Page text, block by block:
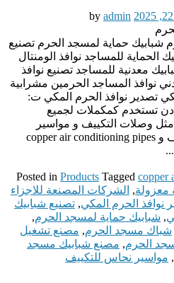
admin
حماية لمسجد الحرم تصنيع
الحماية للمساجد نوافذ الومنتال
معدنية للمساجد تصنيع نوافذ
نوافذ المساجد الحرمين مشرابية
تصدير نوافذ الحرم المكي ت:
المعادن تستخدم كمكملات لجميع
مثل وصلات التكييف و مواسير
فريون للتكييف و مواسير تكييف و copper air conditioning pipes
Posted in Products Tagged copper
معزولة, الشركات المصنعة للاجزاء
نوافذ الحرم المكي, تصنيع شبابيك
, شبابيك حماية لمسجد الحرم,
شباك مسجد الحرم, مصنع تشغيل
الحرم, مصنع شبابيك مسجد
, مواسير نحاس للتكييف